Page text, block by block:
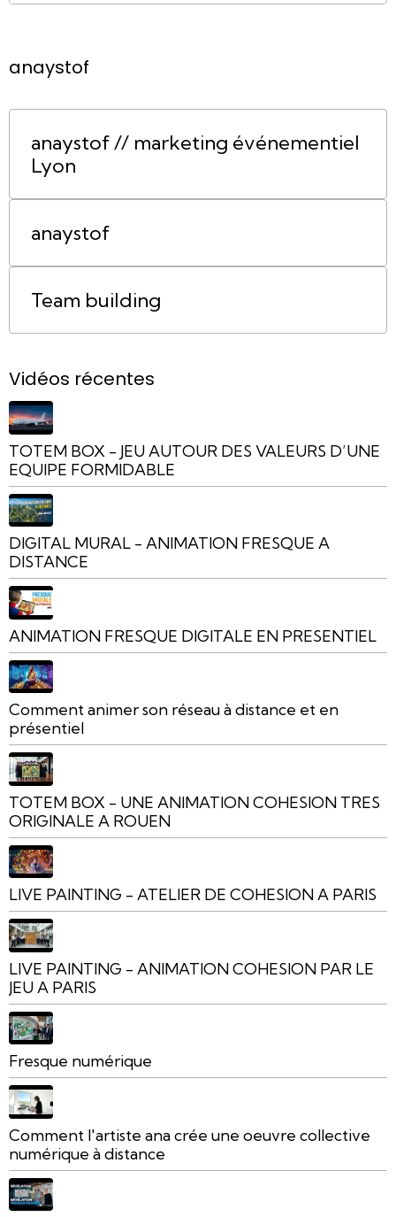
anaystof
anaystof // marketing événementiel
Lyon
anaystof
Team building
Vidéos récentes
TOTEM BOX - JEU AUTOUR DES VALEURS D’UNE
EQUIPE FORMIDABLE
DIGITAL MURAL - ANIMATION FRESQUE A
DISTANCE
ANIMATION FRESQUE DIGITALE EN PRESENTIEL
Comment animer son réseau à distance et en
présentiel
TOTEM BOX - UNE ANIMATION COHESION TRES
ORIGINALE A ROUEN
LIVE PAINTING - ATELIER DE COHESION A PARIS
LIVE PAINTING - ANIMATION COHESION PAR LE
JEU A PARIS
Fresque numérique
Comment l'artiste ana crée une oeuvre collective
numérique à distance